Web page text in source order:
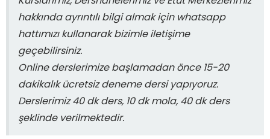
hakkında ayrıntılı bilgi almak için whatsapp
hattımızı kullanarak bizimle iletişime
geçebilirsiniz.
Online derslerimize başlamadan önce 15-20
dakikalık ücretsiz deneme dersi yapıyoruz.
Derslerimiz 40 dk ders, 10 dk mola, 40 dk ders
şeklinde verilmektedir.